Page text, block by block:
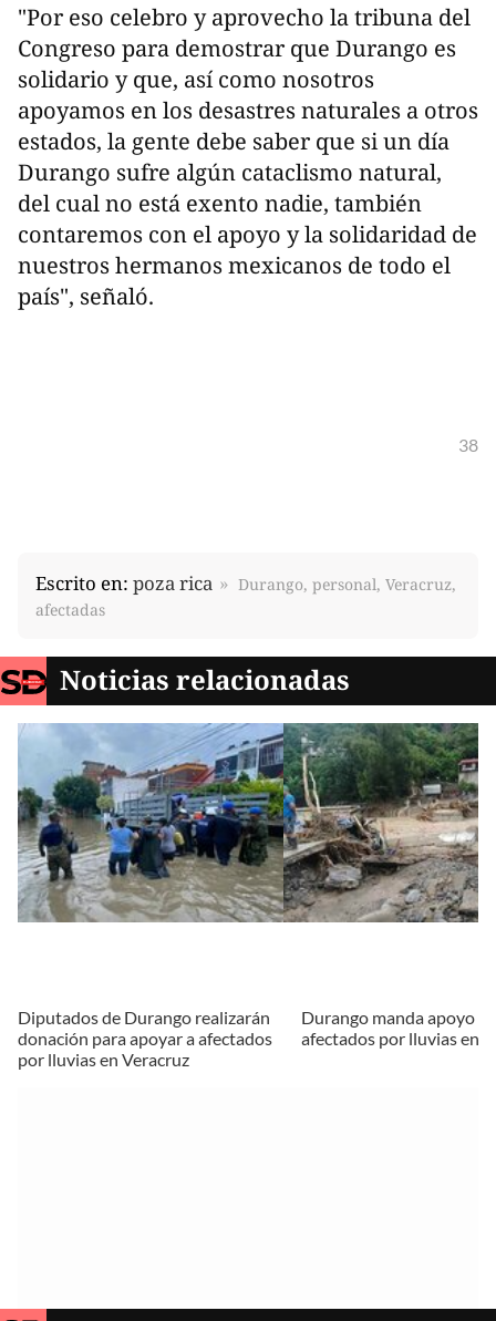
"Por eso celebro y aprovecho la tribuna del
Congreso para demostrar que Durango es
solidario y que, así como nosotros
apoyamos en los desastres naturales a otros
estados, la gente debe saber que si un día
Durango sufre algún cataclismo natural,
del cual no está exento nadie, también
contaremos con el apoyo y la solidaridad de
nuestros hermanos mexicanos de todo el
país", señaló.
38
Escrito en: poza rica
Durango, personal, Veracruz,
afectadas
Noticias relacionadas
Diputados de Durango realizarán
donación para apoyar a afectados
por lluvias en Veracruz
Durango manda apoyo
afectados por lluvias en